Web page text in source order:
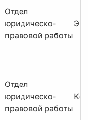
Отдел
юридическо-
правовой работы
Отдел
юридическо-
правовой работы